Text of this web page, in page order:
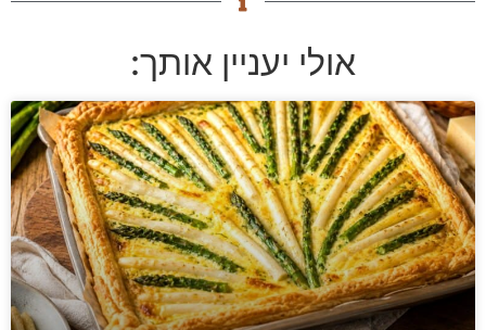
אולי יעניין אותך: